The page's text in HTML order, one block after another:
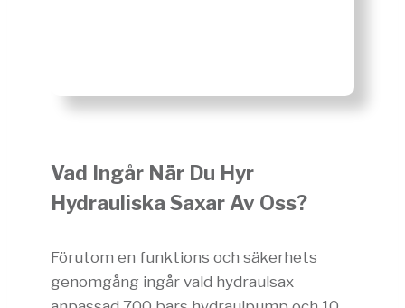
Vad Ingår När Du Hyr
Hydrauliska Saxar Av Oss?
Förutom en funktions och säkerhets
genomgång ingår vald hydraulsax